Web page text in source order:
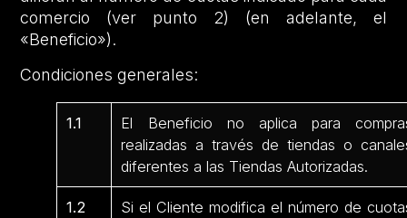
comercio (ver punto 2) (en adelante, el
«Beneficio»).
Condiciones generales:
1.1
El Beneficio no aplica para
realizadas a través de tiendas o
diferentes a las Tiendas Autorizadas.
1.2
Si el Cliente modifica el número de